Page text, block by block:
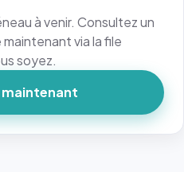
à venir. Consultez un
via la file
soyez.